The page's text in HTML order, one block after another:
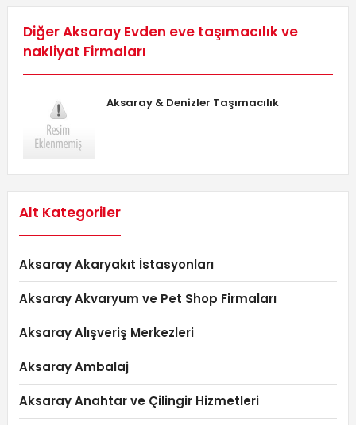
Diğer Aksaray Evden eve taşımacılık ve
nakliyat Firmaları
Aksaray & Denizler Taşımacılık
Alt Kategoriler
Aksaray Akaryakıt İstasyonları
Aksaray Akvaryum ve Pet Shop Firmaları
Aksaray Alışveriş Merkezleri
Aksaray Ambalaj
Aksaray Anahtar ve Çilingir Hizmetleri